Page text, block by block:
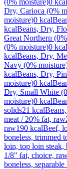
(0% moisture)0 kcal
Dry, Carioca (0%
moisture)0 kcal
kcalBeans, Dry,
Great Northern
(0% moisture)0 kcal
kcalBeans, Dry,
Navy (0%
kcalBeans, Dry,
moisture)0 kcal
Dry, Small White
moisture)0 kcal
solids21 kcal
meat / 20% fat, raw
raw190 kcalBeef,
boneless, trimmed
loin, top loin steak,
1/8" fat, choice,
boneless,